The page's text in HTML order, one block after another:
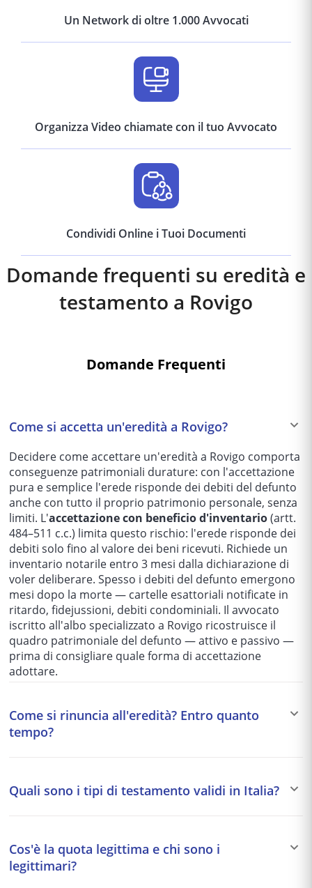
Un Network di oltre 1.000 Avvocati
Organizza Video chiamate con il tuo Avvocato
Condividi Online i Tuoi Documenti
Domande frequenti su eredità e
testamento a Rovigo
Domande Frequenti
Come si accetta un'eredità a Rovigo?
Decidere come accettare un'eredità a Rovigo comporta
conseguenze patrimoniali durature: con l'accettazione
pura e semplice l'erede risponde dei debiti del defunto
anche con tutto il proprio patrimonio personale, senza
limiti. L'accettazione con beneficio d'inventario(artt.
484–511 c.c.) limita questo rischio: l'erede risponde dei
debiti solo fino al valore dei beni ricevuti. Richiede un
inventario notarile entro 3 mesi dalla dichiarazione di
voler deliberare. Spesso i debiti del defunto emergono
mesi dopo la morte — cartelle esattoriali notificate in
ritardo, fidejussioni, debiti condominiali. Il avvocato
iscritto all'albo specializzato a Rovigo ricostruisce il
quadro patrimoniale del defunto — attivo e passivo —
prima di consigliare quale forma di accettazione
adottare.
Come si rinuncia all'eredità? Entro quanto
tempo?
superare — il valore dei beni. L'atto èirrevocabilee
Tribunale di Rovigo del luogo dell'ultima residenza del
defunto, con iscrizione nel Registro delle Successioni.
Quali sono i tipi di testamento validi in Italia?
offrono. Iltestamento olografo— interamente scritto,
datato e firmato a mano — è il più accessibile ma anche
Cos'è la quota legittima e chi sono i
legittimari?